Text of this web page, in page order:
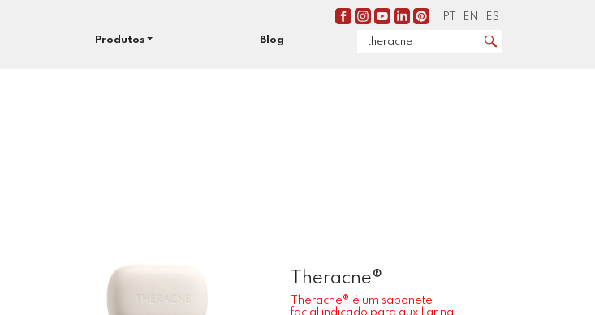
Produtos Blog
PT EN ES
Theracne®
Theracne® é um sabonete
facial indicado para auxiliar na